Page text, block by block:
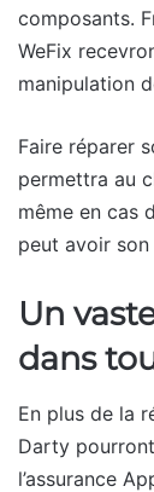
composants.
WeFix
manipulation
Faire réparer
permettra au
même en cas
peut avoir
Un
dans
En plus de la
Darty
l’assurance